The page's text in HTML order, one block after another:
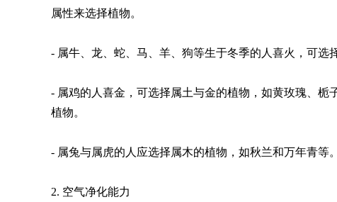
属性来选择植物。
- 属牛、龙、蛇、马、羊、狗等生于冬季的人喜火，可选
- 属鸡的人喜金，可选择属土与金的植物，如黄玫瑰、
植物。
- 属兔与属虎的人应选择属木的植物，如秋兰和万年青等。
2. 空气净化能力